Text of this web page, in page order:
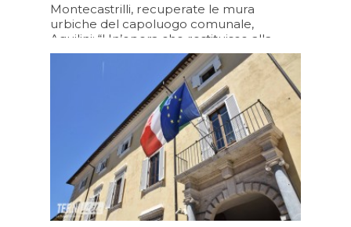
Montecastrilli, recuperate le mura
urbiche del capoluogo comunale,
Aquilini: “Un’opera che restituisce alla
cittadinanza un luogo che racconta la
storia della nostra comunità”